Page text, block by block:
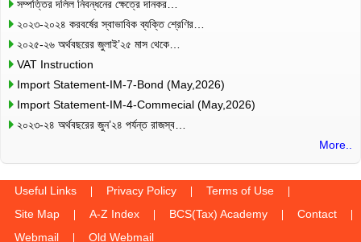
সম্পত্তির দলিল নিবন্ধনের ক্ষেত্রে দানকর…
২০২৩-২০২৪ করবর্ষের স্বাভাবিক ব্যক্তি শ্রেণির…
২০২৫-২৬ অর্থবছরের জুলাই’২৫ মাস থেকে…
VAT Instruction
Import Statement-IM-7-Bond (May,2026)
Import Statement-IM-4-Commecial (May,2026)
২০২৩-২৪ অর্থবছরের জুন’২৪ পর্যন্ত রাজস্ব…
More..
Useful Links Privacy Policy
Terms of Use
Site Map
A-Z Index BCS(Tax) Academy
Contact
Webmail
Old Webmail